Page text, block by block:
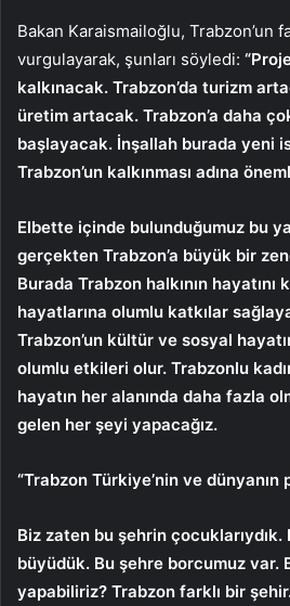
Bakan Karaismailoğlu, Trabzon’un
vurgulayarak, şunları söyledi:
kalkınacak. Trabzon’da turizm
üretim artacak. Trabzon’a daha
başlayacak. İnşallah burada yeni
Trabzon’un kalkınması adına
Elbette içinde bulunduğumuz bu
gerçekten Trabzon’a büyük bir
Burada Trabzon halkının
hayatlarına olumlu katkılar
Trabzon’un kültür ve sosyal
olumlu etkileri olur. Trabzonlu
hayatın her alanında daha fazla
gelen her şeyi yapacağız.
“Trabzon Türkiye’nin ve dünyanın
Biz zaten bu şehrin çocuklarıydık.
büyüdük. Bu şehre borcumuz var.
yapabiliriz? Trabzon farklı bir